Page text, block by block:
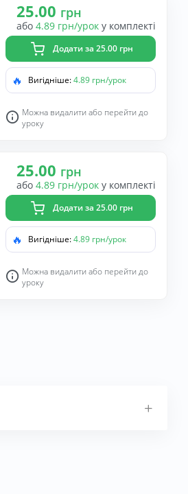
25.00 грн
або 4.89 грн/урок у комплекті
Додати за 25.00 грн
🔥 Вигідніше:4.89 грн/урок
Можна видалити або перейти до
уроку
25.00 грн
або 4.89 грн/урок у комплекті
Додати за 25.00 грн
🔥 Вигідніше:4.89 грн/урок
Можна видалити або перейти до
уроку